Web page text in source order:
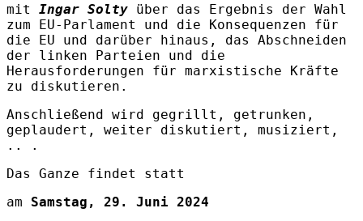
mit Ingar Solty über das Ergebnis der Wahl
zum EU-Parlament und die Konsequenzen für
die EU und darüber hinaus, das Abschneiden
der linken Parteien und die
Herausforderungen für marxistische Kräfte
zu diskutieren.
Anschließend wird gegrillt, getrunken,
geplaudert, weiter diskutiert, musiziert,
.. .
Das Ganze findet statt
am Samstag, 29. Juni 2024